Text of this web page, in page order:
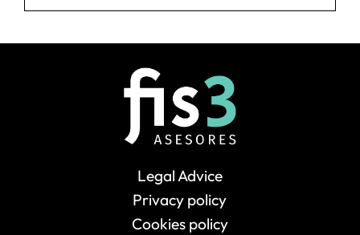
Legal Advice
Privacy policy
Cookies policy